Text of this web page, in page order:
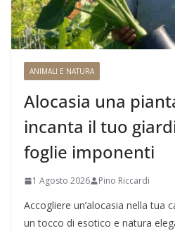
ANIMALI E NATURA
Alocasia una
incanta il tuo
foglie imponenti
1 Agosto 2026 Pino Riccardi
Accogliere un’alocasia nella tua
un tocco di esotico e natura